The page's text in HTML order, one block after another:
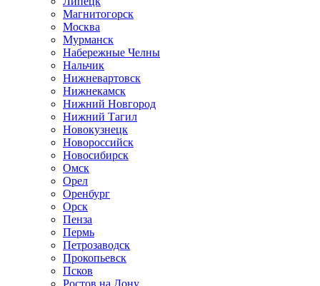
Магнитогорск
Москва
Мурманск
Набережные Челны
Нальчик
Нижневартовск
Нижнекамск
Нижний Новгород
Нижний Тагил
Новокузнецк
Новороссийск
Новосибирск
Омск
Орел
Оренбург
Орск
Пенза
Пермь
Петрозаводск
Прокопьевск
Псков
Ростов на Дону